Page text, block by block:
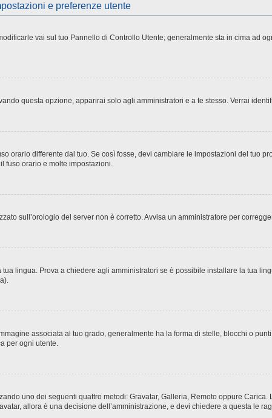
e preferenze utente
vai sul tuo Pannello di Controllo Utente; generalmente sta in cima ad
questa opzione, apparirai solo agli amministratori e a te stesso. Verrai
orario differente dal tuo. Se così fosse, devi cambiare le impostazioni del tuo
fuso orario e molte impostazioni.
sull’orologio del server non è corretto. Avvisa un amministratore per
lingua. Prova a chiedere agli amministratori se è possibile installare la tua
associata al tuo grado, generalmente ha la forma di stelle, blocchi o
per ogni utente.
uno dei seguenti quattro metodi: Gravatar, Galleria, Remoto oppure
allora è una decisione dell’amministrazione, e devi chiedere a questa le